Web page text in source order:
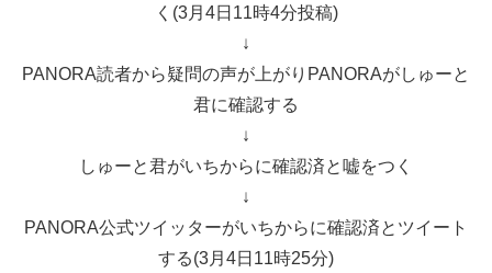
く(3月4日11時4分投稿)
↓
PANORA読者から疑問の声が上がりPANORAがしゅーと
君に確認する
↓
しゅーと君がいちからに確認済と嘘をつく
↓
PANORA公式ツイッターがいちからに確認済とツイート
する(3月4日11時25分)